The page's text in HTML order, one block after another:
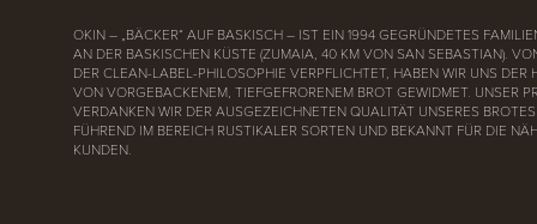
OKIN – „BÄCKER“ AUF BASKISCH – IST EIN 1994 GEGRÜNDETES
AN DER BASKISCHEN KÜSTE (ZUMAIA, 40 KM VON SAN SEBASTIAN).
DER CLEAN-LABEL-PHILOSOPHIE VERPFLICHTET, HABEN WIR UNS DER
VON VORGEBACKENEM, TIEFGEFRORENEM BROT GEWIDMET. UNSER
VERDANKEN WIR DER AUSGEZEICHNETEN QUALITÄT UNSERES
FÜHREND IM BEREICH RUSTIKALER SORTEN UND BEKANNT FÜR DIE
KUNDEN.